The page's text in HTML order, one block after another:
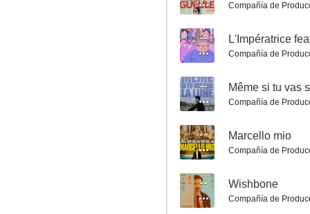
Le goût du crime
Compañía de
--
Compañía de
-- Même si tu vas
Compañía de
-- Marcello mio
Compañía de
-- Wishbone
Compañía de